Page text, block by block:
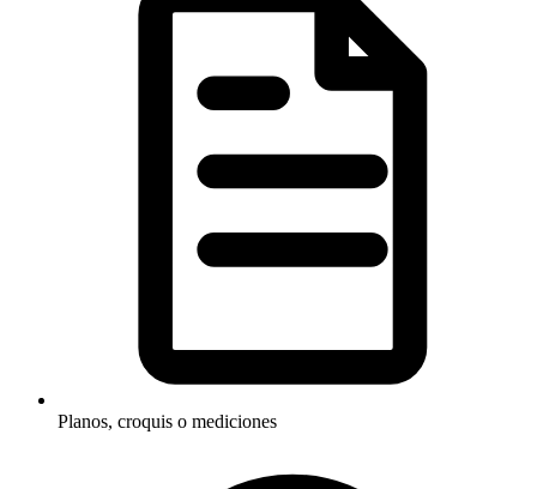
Planos, croquis o mediciones